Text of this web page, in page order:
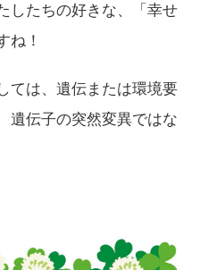
したちの好きな、「幸せ
ね！
ては、遺伝または環境要
遺伝子の突然変異ではな